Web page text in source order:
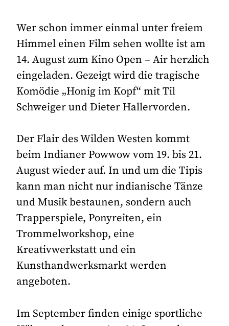
Wer schon immer einmal unter freiem
Himmel einen Film sehen wollte ist am
14. August zum Kino Open – Air herzlich
eingeladen. Gezeigt wird die tragische
Komödie „Honig im Kopf“ mit Til
Schweiger und Dieter Hallervorden.
Der Flair des Wilden Westen kommt
beim Indianer Powwow vom 19. bis 21.
August wieder auf. In und um die Tipis
kann man nicht nur indianische Tänze
und Musik bestaunen, sondern auch
Trapperspiele, Ponyreiten, ein
Trommelworkshop, eine
Kreativwerkstatt und ein
Kunsthandwerksmarkt werden
angeboten.
Im September finden einige sportliche